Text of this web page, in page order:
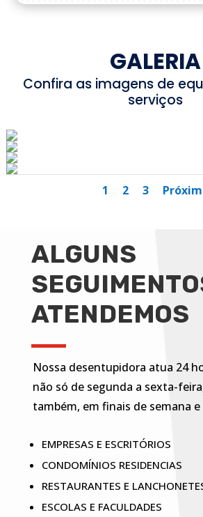
GALERIA
Confira as imagens de
serviços
1 2 3
ALGUNS
ATENDEMOS
Nossa desentupidora atua 24
não só de segunda a sexta-
também, em finais de semana
EMPRESAS E ESCRITÓRIOS
CONDOMÍNIOS RESIDENCIAS
RESTAURANTES E
ESCOLAS E FACULDADES